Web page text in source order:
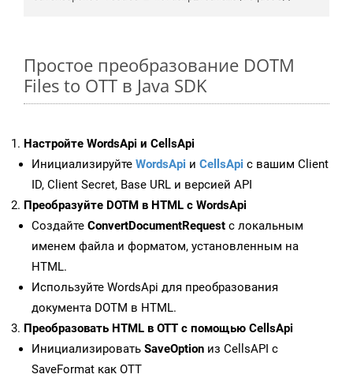
Простое преобразование DOTM
Files to OTT в Java SDK
Настройте WordsApi и CellsApi
Инициализируйте WordsApi и CellsApi с вашим Client
ID, Client Secret, Base URL и версией API
Преобразуйте DOTM в HTML с WordsApi
Создайте ConvertDocumentRequest с локальным
именем файла и форматом, установленным на
HTML.
Используйте WordsApi для преобразования
документа DOTM в HTML.
Преобразовать HTML в OTT с помощью CellsApi
Инициализировать SaveOption из CellsAPI с
SaveFormat как OTT